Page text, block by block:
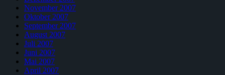
November 2007
Oktober 2007
September 2007
August 2007
Juli 2007
Juni 2007
Mai 2007
April 2007